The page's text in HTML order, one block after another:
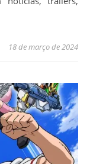
18 de março de 2024